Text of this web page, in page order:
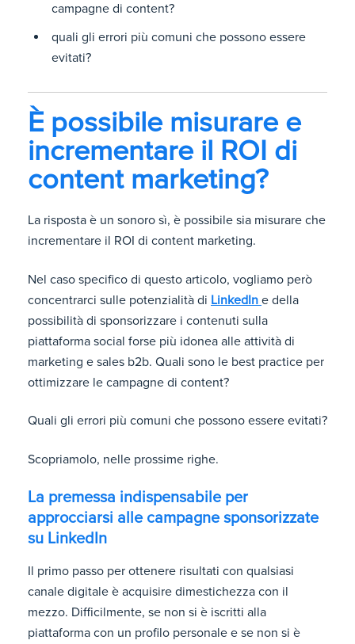
campagne di content?
quali gli errori più comuni che possono essere
evitati?
È possibile misurare e
incrementare il ROI di
content marketing?
La risposta è un sonoro sì, è possibile sia misurare che
incrementare il ROI di content marketing.
Nel caso specifico di questo articolo, vogliamo però
concentrarci sulle potenzialità di LinkedIn e della
possibilità di sponsorizzare i contenuti sulla
piattaforma social forse più idonea alle attività di
marketing e sales b2b. Quali sono le best practice per
ottimizzare le campagne di content?
Quali gli errori più comuni che possono essere evitati?
Scopriamolo, nelle prossime righe.
La premessa indispensabile per
approcciarsi alle campagne sponsorizzate
su LinkedIn
Il primo passo per ottenere risultati con qualsiasi
canale digitale è acquisire dimestichezza con il
mezzo. Difficilmente, se non si è iscritti alla
piattaforma con un profilo personale e se non si è